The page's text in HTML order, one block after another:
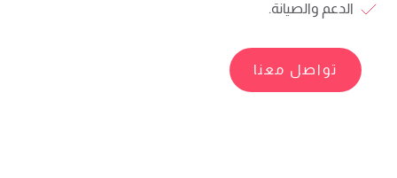
الدعم والصيانة.
تواصل معنا